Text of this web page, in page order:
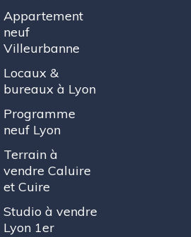
Appartement
neuf
Villeurbanne
Locaux &
bureaux à Lyon
Programme
neuf Lyon
Terrain à
vendre Caluire
et Cuire
Studio à vendre
Lyon 1er